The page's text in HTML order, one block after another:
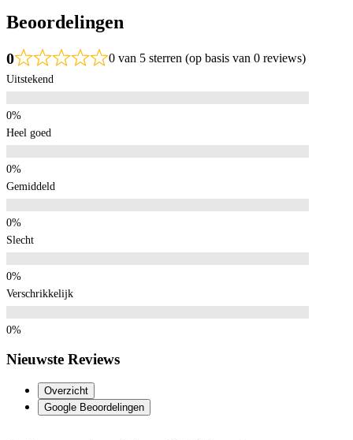
Beoordelingen
0 0 van 5 sterren (op basis van 0 reviews)
Uitstekend
Heel goed
Gemiddeld
Slecht
Verschrikkelijk
Nieuwste Reviews
Overzicht
Google Beoordelingen